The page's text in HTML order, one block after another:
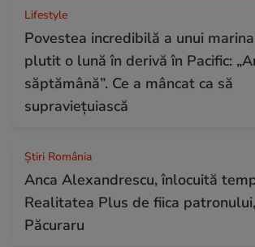
Lifestyle
Povestea incredibilă a unui
plutit o lună în derivă în Pacific:
săptămână”. Ce a mâncat ca să
supraviețuiască
Știri România
Anca Alexandrescu, înlocuită
Realitatea Plus de fiica
Păcuraru